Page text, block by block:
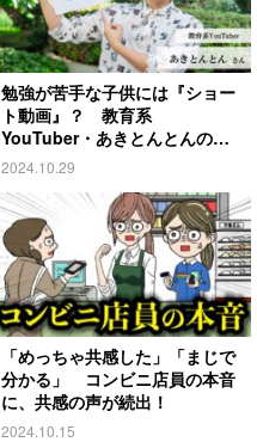
勉強が苦手な子供には『ショー
ト動画』？ 教育系
YouTuber・あきとんとんの戦
略とは
2024.10.29
「めっちゃ共感した」「まじで
分かる」 コンビニ店員の本音
に、共感の声が続出！
2024.10.15